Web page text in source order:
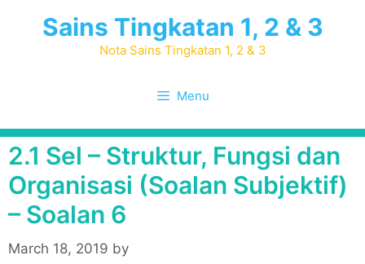
Sains Tingkatan 1, 2 & 3
Nota Sains Tingkatan 1, 2 & 3
Menu
2.1 Sel – Struktur, Fungsi dan
Organisasi (Soalan Subjektif)
– Soalan 6
March 18, 2019 by